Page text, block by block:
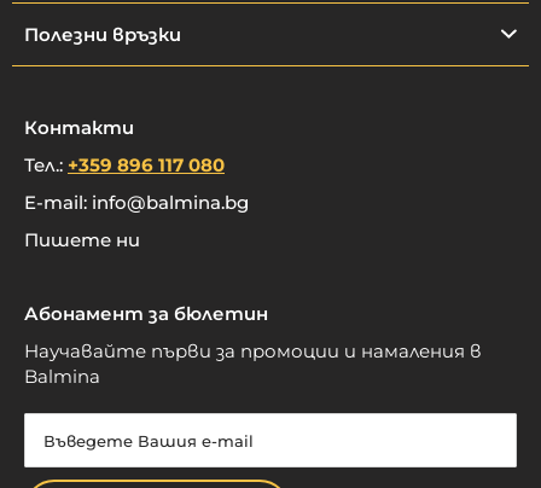
Полезни връзки
Контакти
Тел.: +359 896 117 080
E-mail: info@balmina.bg
Пишете ни
Абонамент за бюлетин
Научавайте първи за промоции и намаления в
Balmina